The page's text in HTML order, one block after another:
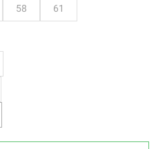
58 61